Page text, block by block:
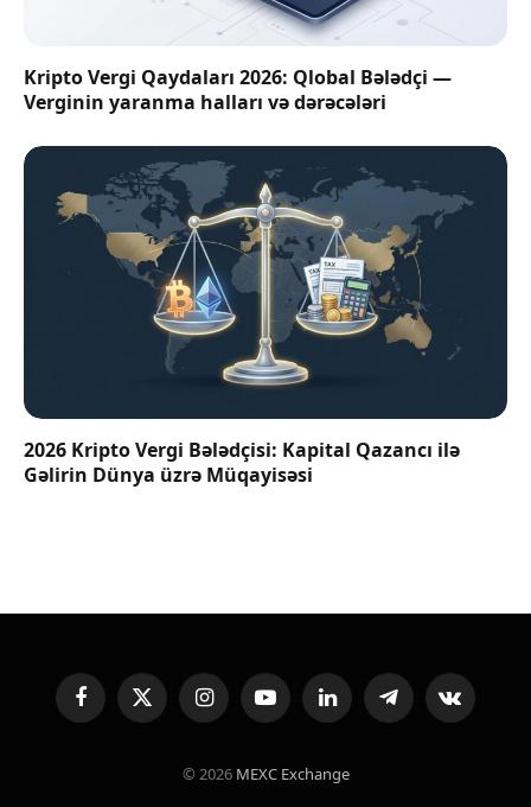
Kripto Vergi Qaydaları 2026: Qlobal Bələdçi —
Verginin yaranma halları və dərəcələri
2026 Kripto Vergi Bələdçisi: Kapital Qazancı ilə
Gəlirin Dünya üzrə Müqayisəsi
FacebookX
(Twitter)
InstagramYouTubeLinkedInTelegramVKontakte
© 2026 MEXC Exchange